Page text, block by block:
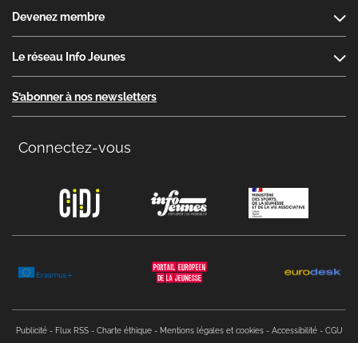
Devenez membre
Le réseau Info Jeunes
S’abonner à nos newsletters
Connectez-vous
Publicité
Flux RSS Charte éthique Mentions légales et cookies Accessibilité CGU